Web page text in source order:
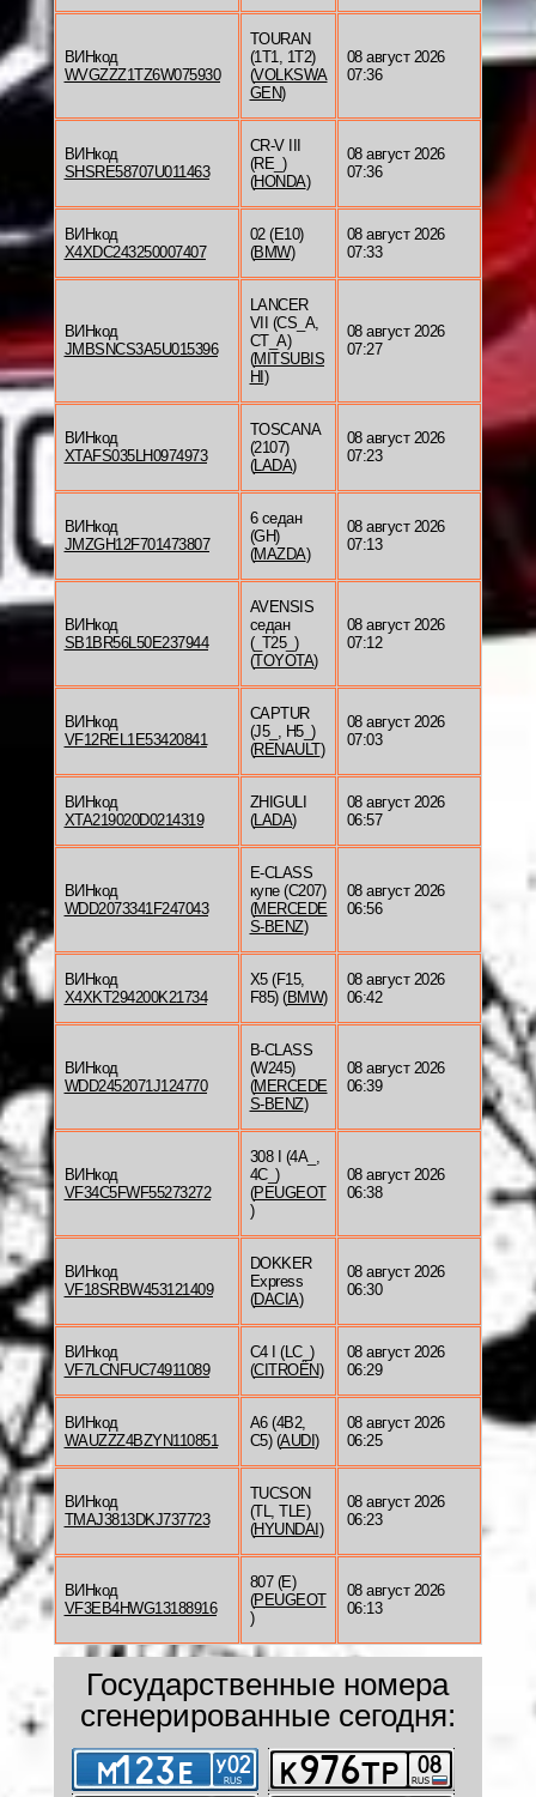
ВИНкод
WVGZZZ1TZ6W075930
TOURAN
(1T1, 1T2)
(VOLKSWA
GEN)
08 август 2026
07:36
ВИНкод
SHSRE58707U011463
CR-V III
(RE_)
(HONDA)
08 август 2026
07:36
ВИНкод
X4XDC243250007407
02 (E10)
(BMW)
08 август 2026
07:33
ВИНкод
JMBSNCS3A5U015396
LANCER
VII (CS_A,
CT_A)
(MITSUBIS
HI )
08 август 2026
07:27
ВИНкод
XTAFS035LH0974973
TOSCANA
(2107)
(LADA)
08 август 2026
07:23
ВИНкод
JMZGH12F701473807
6 седан
(GH)
(MAZDA)
08 август 2026
07:13
ВИНкод
SB1BR56L50E237944
AVENSIS
седан
(_T25_)
(TOYOTA)
08 август 2026
07:12
ВИНкод
VF12REL1E53420841
CAPTUR
(J5_, H5_)
(RENAULT)
08 август 2026
07:03
ВИНкод
XTA219020D0214319
ZHIGULI
(LADA)
08 август 2026
06:57
ВИНкод
WDD2073341F247043
E-CLASS
купе (C207)
(MERCEDE
S-BENZ)
08 август 2026
06:56
ВИНкод
X4XKT294200K21734
X5 (F15,
F85) (BMW)
08 август 2026
06:42
ВИНкод
WDD2452071J124770
B-CLASS
(W245)
(MERCEDE
S-BENZ)
08 август 2026
06:39
ВИНкод
VF34C5FWF55273272
308 I (4A_,
4C_)
(PEUGEOT
)
08 август 2026
06:38
ВИНкод
VF18SRBW453121409
DOKKER
Express
(DACIA)
08 август 2026
06:30
ВИНкод
VF7LCNFUC74911089
C4 I (LC_)
(CITROËN)
08 август 2026
06:29
ВИНкод
WAUZZZ4BZYN110851
A6 (4B2,
C5) (AUDI )
08 август 2026
06:25
ВИНкод
TMAJ3813DKJ737723
TUCSON
(TL, TLE)
(HYUNDAI )
08 август 2026
06:23
ВИНкод
VF3EB4HWG13188916
807 (E)
(PEUGEOT
)
08 август 2026
06:13
Государственные номера
сгенерированные сегодня: